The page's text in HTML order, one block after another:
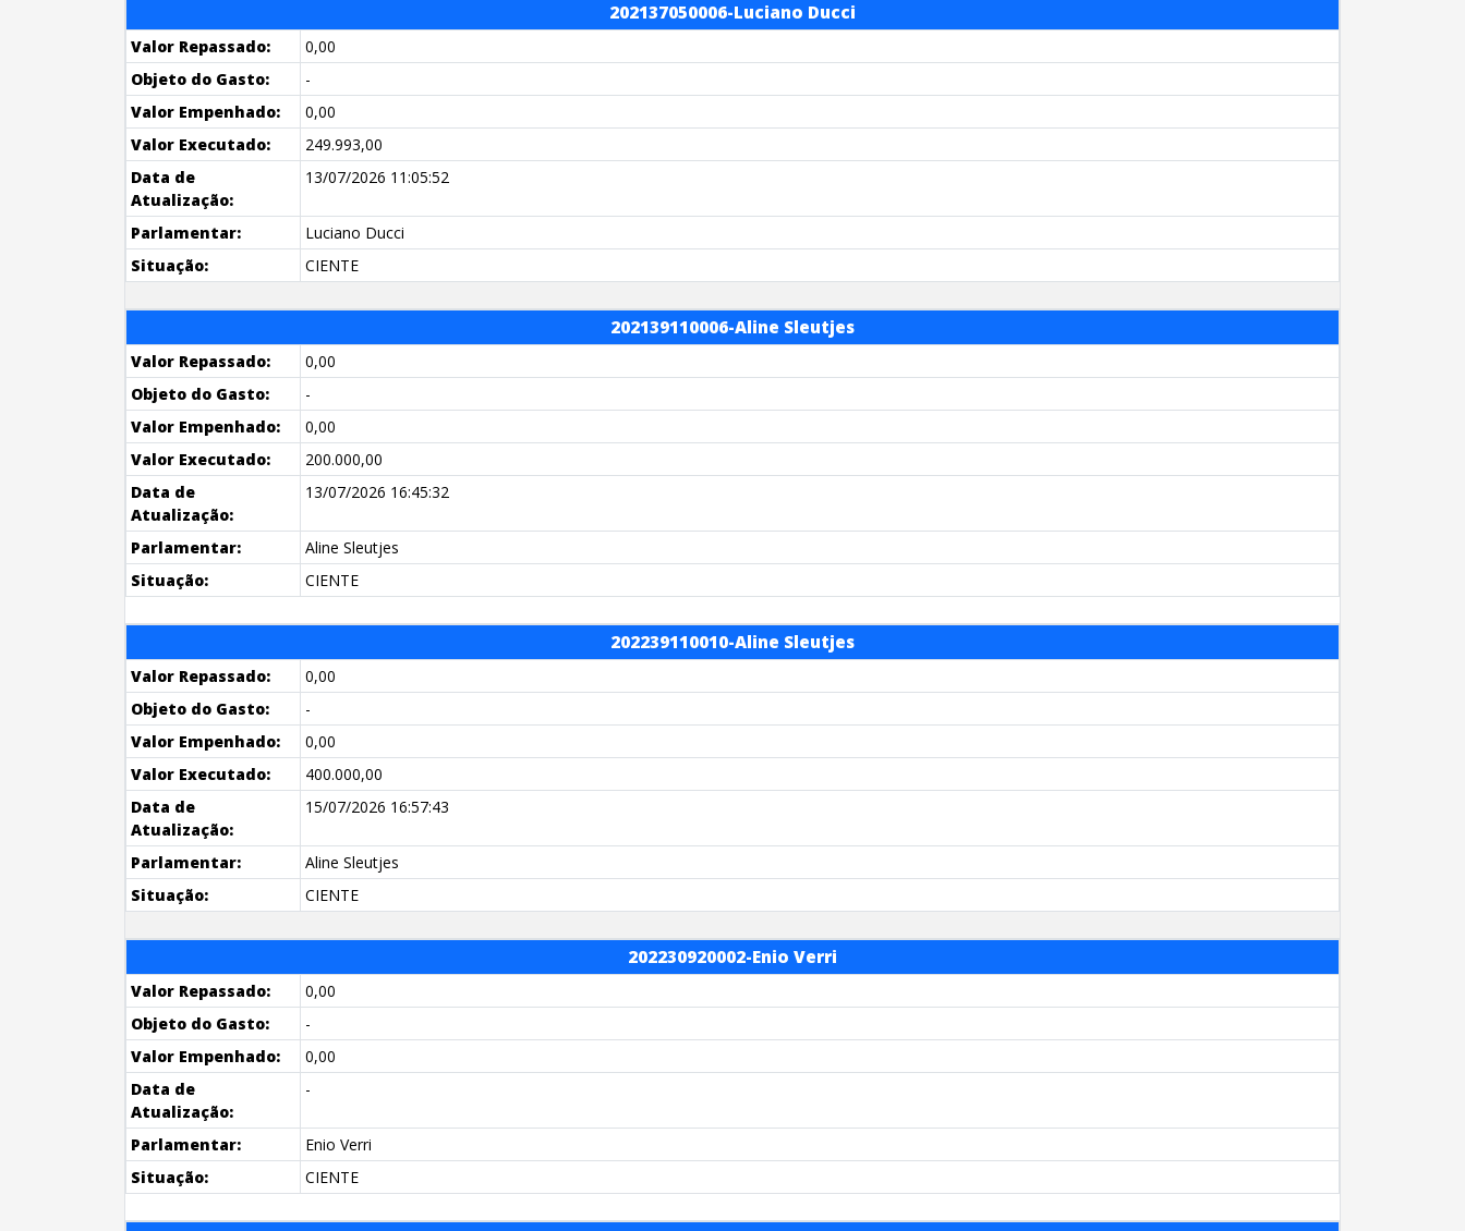
202137050006-Luciano Ducci
Valor Repassado:
0,00
Objeto do Gasto:
-
Valor Empenhado:
0,00
Valor Executado:
249.993,00
Data de
Atualização:
13/07/2026 11:05:52
Parlamentar:
Luciano Ducci
Situação:
CIENTE
202139110006-Aline Sleutjes
Valor Repassado:
0,00
Objeto do Gasto:
-
Valor Empenhado:
0,00
Valor Executado:
200.000,00
Data de
Atualização:
13/07/2026 16:45:32
Parlamentar:
Aline Sleutjes
Situação:
CIENTE
202239110010-Aline Sleutjes
Valor Repassado:
0,00
Objeto do Gasto:
-
Valor Empenhado:
0,00
Valor Executado:
400.000,00
Data de
Atualização:
15/07/2026 16:57:43
Parlamentar:
Aline Sleutjes
Situação:
CIENTE
202230920002-Enio Verri
Valor Repassado:
0,00
Objeto do Gasto:
-
Valor Empenhado:
0,00
Data de
Atualização:
-
Parlamentar:
Enio Verri
Situação:
CIENTE